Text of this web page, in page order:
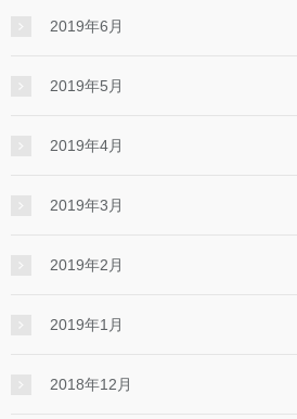
2019年6月
2019年5月
2019年4月
2019年3月
2019年2月
2019年1月
2018年12月